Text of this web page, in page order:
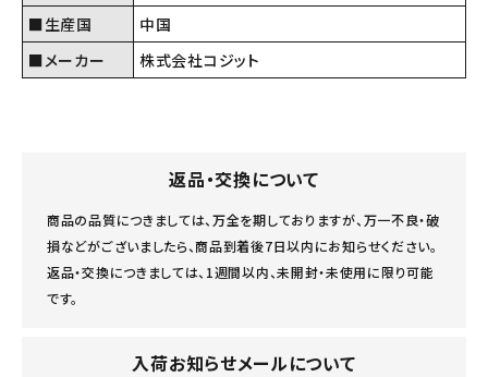
■生産国
中国
■メーカー
株式会社コジット
返品・交換について
商品の品質につきましては、万全を期しておりますが、万一不良・破
損などがございましたら、商品到着後7日以内にお知らせください。
返品・交換につきましては、1週間以内、未開封・未使用に限り可能
です。
入荷お知らせメールについて